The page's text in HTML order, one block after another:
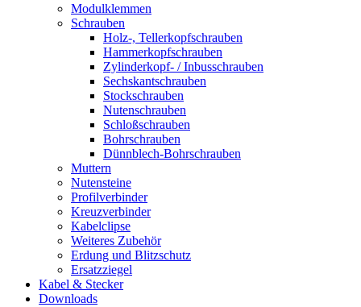
Modulklemmen
Schrauben
Holz-, Tellerkopfschrauben
Hammerkopfschrauben
Zylinderkopf- / Inbusschrauben
Sechskantschrauben
Stockschrauben
Nutenschrauben
Schloßschrauben
Bohrschrauben
Dünnblech-Bohrschrauben
Muttern
Nutensteine
Profilverbinder
Kreuzverbinder
Kabelclipse
Weiteres Zubehör
Erdung und Blitzschutz
Ersatzziegel
Kabel & Stecker
Downloads